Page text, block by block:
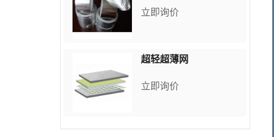
立即询价
超轻超薄网
立即询价